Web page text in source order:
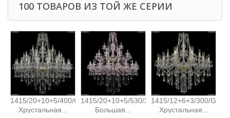
100 ТОВАРОВ ИЗ ТОЙ ЖЕ СЕРИИ
1415/20+10+5/400/G
Хрустальная...
1415/20+10+5/530/3d/G
Большая...
1415/12+6+3/300/G
Хрустальная...